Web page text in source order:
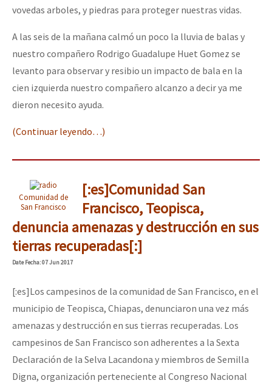
vovedas arboles, y piedras para proteger nuestras vidas.
A las seis de la mañana calmó un poco la lluvia de balas y
nuestro compañero Rodrigo Guadalupe Huet Gomez se
levanto para observar y resibio un impacto de bala en la
cien izquierda nuestro compañero alcanzo a decir ya me
dieron necesito ayuda.
(Continuar leyendo…)
Comunidad de
San Francisco
[:es]Comunidad San
Francisco, Teopisca,
denuncia amenazas y destrucción en sus
tierras recuperadas[:]
DateFecha: 07 Jun 2017
[:es]Los campesinos de la comunidad de San Francisco, en el
municipio de Teopisca, Chiapas, denunciaron una vez más
amenazas y destrucción en sus tierras recuperadas. Los
campesinos de San Francisco son adherentes a la Sexta
Declaración de la Selva Lacandona y miembros de Semilla
Digna, organización perteneciente al Congreso Nacional